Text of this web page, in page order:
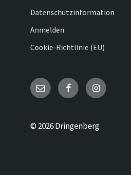
Datenschutzinformation
Anmelden
Cookie-Richtlinie (EU)
Email FacebookInstagram
© 2026 Dringenberg